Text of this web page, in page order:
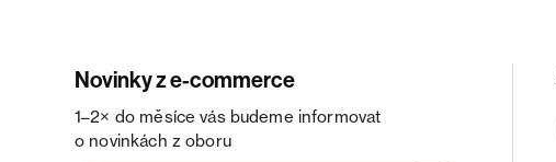
Novinky z e-commerce
1–2× do měsíce vás budeme informovat
o novinkách z oboru